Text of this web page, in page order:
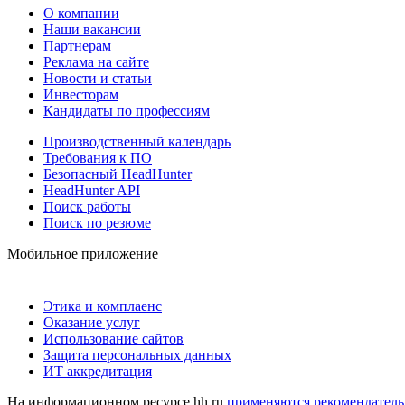
О компании
Наши вакансии
Партнерам
Реклама на сайте
Новости и статьи
Инвесторам
Кандидаты по профессиям
Производственный календарь
Требования к ПО
Безопасный HeadHunter
HeadHunter API
Поиск работы
Поиск по резюме
Мобильное приложение
Этика и комплаенс
Оказание услуг
Использование сайтов
Защита персональных данных
ИТ аккредитация
На информационном ресурсе hh.ru применяются